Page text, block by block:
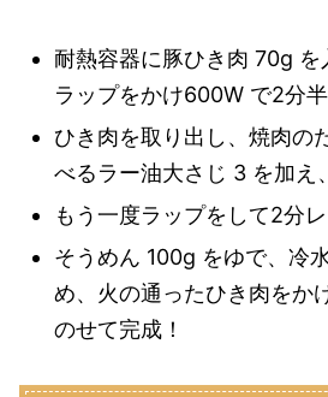
耐熱容器に豚ひき肉 70g を
ラップをかけ600W で2分
ひき肉を取り出し、焼肉の
べるラー油大さじ 3 を加え
もう一度ラップをして2分
そうめん 100g をゆで、冷
め、火の通ったひき肉をか
のせて完成！